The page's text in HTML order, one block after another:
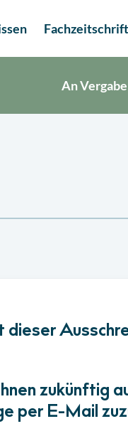
An
dieser
zukünftig
per E-Mail